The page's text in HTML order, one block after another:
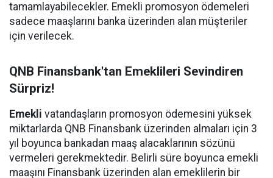
tamamlayabilecekler. Emekli promosyon ödemeleri
sadece maaşlarını banka üzerinden alan müşteriler
için verilecek.
QNB Finansbank'tan Emeklileri Sevindiren
Sürpriz!
Emekli vatandaşların promosyon ödemesini yüksek
miktarlarda QNB Finansbank üzerinden almaları için 3
yıl boyunca bankadan maaş alacaklarının sözünü
vermeleri gerekmektedir. Belirli süre boyunca emekli
maaşını Finansbank üzerinden alan emeklilerin bir